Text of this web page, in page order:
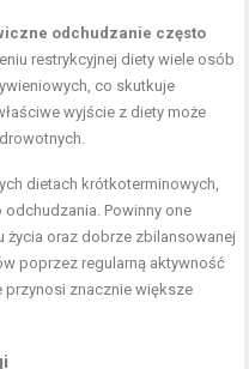
odchudzanie często
restrykcyjnej diety wiele osób
co skutkuje
wyjście z diety może
dietach krótkoterminowych,
Powinny one
życia oraz dobrze zbilansowanej
poprzez regularną aktywność
przynosi znacznie większe